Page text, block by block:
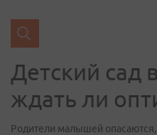
Детский сад
ждать ли
Родители малышей